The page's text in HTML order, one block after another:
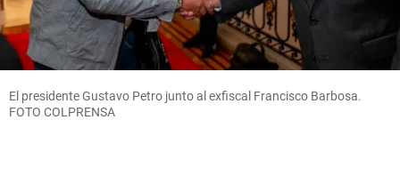
El presidente Gustavo Petro junto al exfiscal Francisco Barbosa.
FOTO COLPRENSA